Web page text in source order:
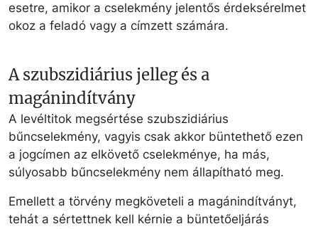
esetre, amikor a cselekmény jelentős érdeksérelmet
okoz a feladó vagy a címzett számára.
A szubszidiárius jelleg és a
magánindítvány
A levéltitok megsértése szubszidiárius
bűncselekmény, vagyis csak akkor büntethető ezen
a jogcímen az elkövető cselekménye, ha más,
súlyosabb bűncselekmény nem állapítható meg.
Emellett a törvény megköveteli a magánindítványt,
tehát a sértettnek kell kérnie a büntetőeljárás